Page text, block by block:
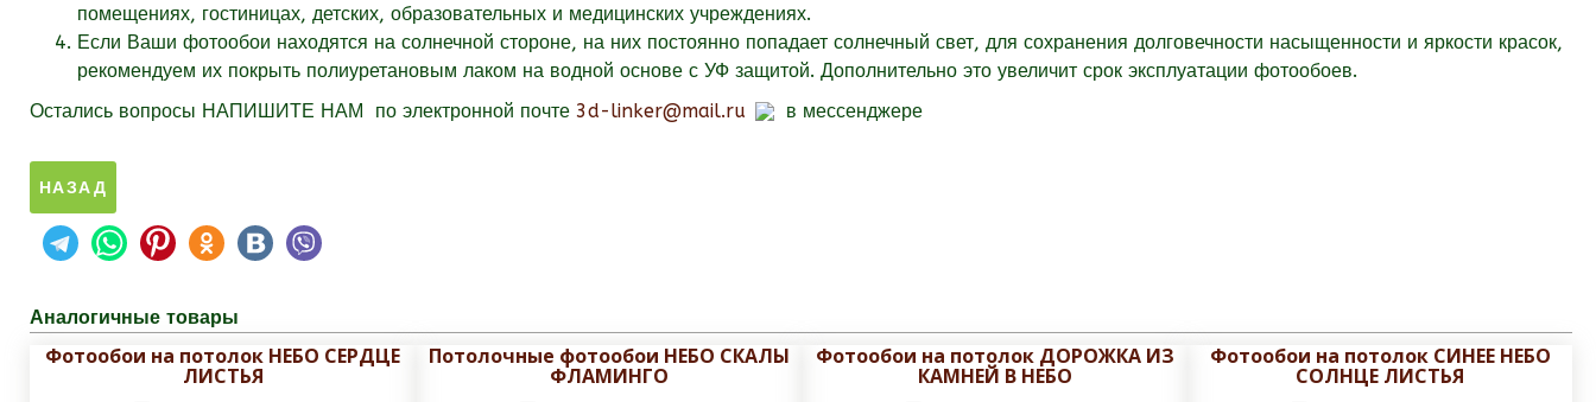
помещениях, гостиницах, детских, образовательных и медицинских учреждениях.
Если Ваши фотообои находятся на солнечной стороне, на них постоянно попадает солнечный свет, для сохранения долговечности насыщенности и яркости красок,
рекомендуем их покрыть полиуретановым лаком на водной основе с УФ защитой. Дополнительно это увеличит срок эксплуатации фотообоев.
Остались вопросы НАПИШИТЕ НАМ по электронной почте 3d-linker@mail.ru в мессенджере
Аналогичные товары
Фотообои на потолок НЕБО СЕРДЦЕ
ЛИСТЬЯ
Потолочные фотообои НЕБО СКАЛЫ
ФЛАМИНГО
Фотообои на потолок ДОРОЖКА ИЗ
КАМНЕЙ В НЕБО
Фотообои на потолок СИНЕЕ НЕБО
СОЛНЦЕ ЛИСТЬЯ